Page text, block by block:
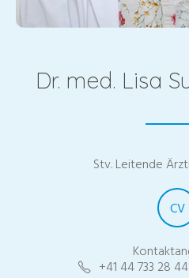
Dr. med. Lisa
Stv. Leitende
CV
+41 44 733 28 44